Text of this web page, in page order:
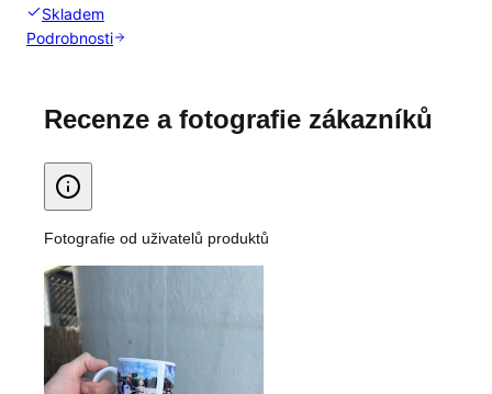
Skladem
Podrobnosti
Recenze a fotografie zákazníků
Fotografie od uživatelů produktů